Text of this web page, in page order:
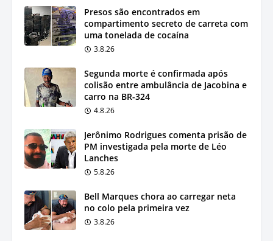
Presos são encontrados em
compartimento secreto de carreta com
uma tonelada de cocaína
3.8.26
Segunda morte é confirmada após
colisão entre ambulância de Jacobina e
carro na BR-324
4.8.26
Jerônimo Rodrigues comenta prisão de
PM investigada pela morte de Léo
Lanches
5.8.26
Bell Marques chora ao carregar neta
no colo pela primeira vez
3.8.26